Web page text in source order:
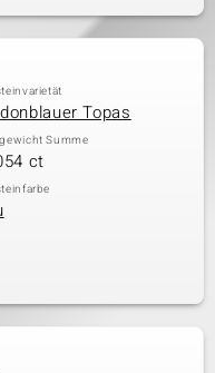
Topas
Summe
ct